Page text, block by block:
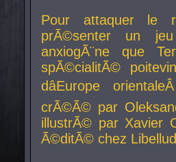
Pour attaquer le
prÃ©senter un
anxiogÃ¨ne que
spÃ©cialitÃ©
dâEurope
crÃ©Ã© par
illustrÃ© par Xavier
Ã©ditÃ© chez